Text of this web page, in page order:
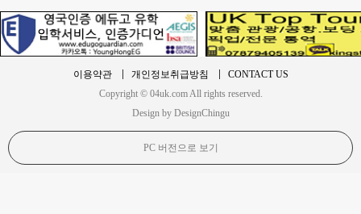
이용약관 개인정보취급방침
CONTACT US
Copyright © 04uk.com All rights reserved.
Design by DesignChingu
PC 버전으로 보기